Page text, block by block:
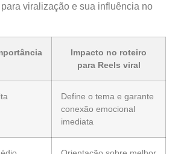
viralização e sua influência no
Impacto no roteiro
para Reels viral
Define o tema e garante
conexão emocional
imediata